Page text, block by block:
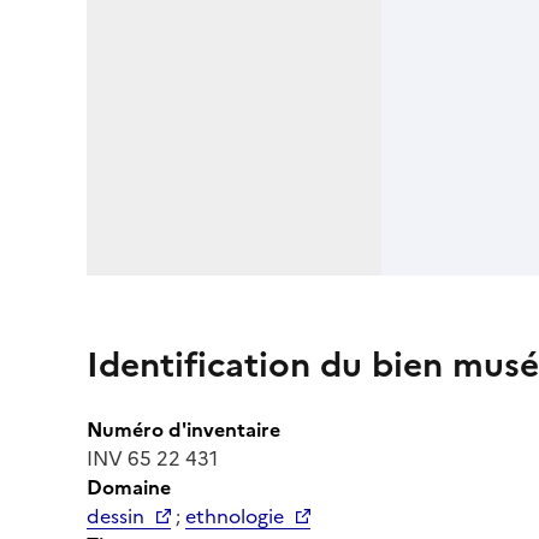
Identification du bien
Numéro d'inventaire
INV 65 22 431
Domaine
dessin
;ethnologie